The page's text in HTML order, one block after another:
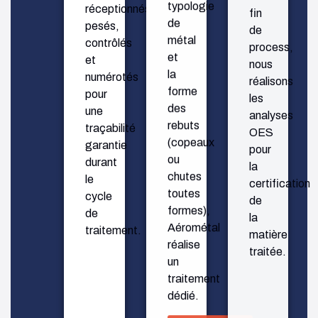
réceptionnés,
pesés,
contrôlés
et
numérotés
pour
une
traçabilité
garantie
durant
le
cycle
de
traitement.
typologie
de
métal
et
la
forme
des
rebuts
(copeaux
ou
chutes
toutes
formes),
Aérométal
réalise
un
traitement
dédié.
de
process,
les
analyses
OES
pour
certification
la
matière
traitée.